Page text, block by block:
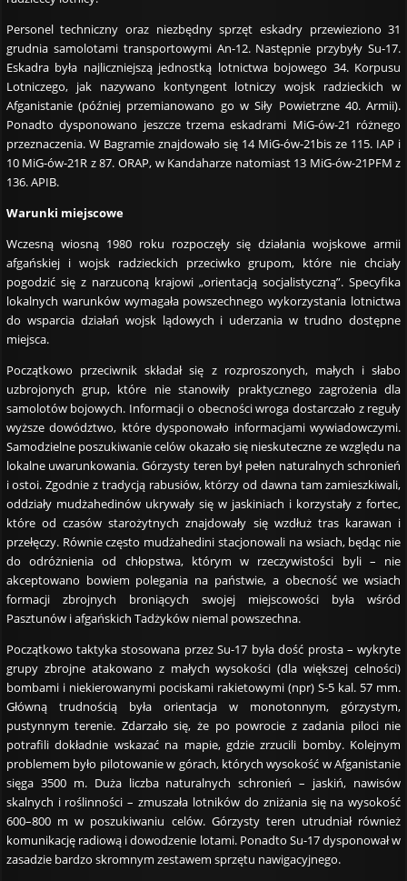
Personel techniczny oraz niezbędny sprzęt eskadry przewieziono 31
grudnia samolotami transportowymi An-12. Następnie przybyły Su-17.
Eskadra była najliczniejszą jednostką lotnictwa bojowego 34. Korpusu
Lotniczego, jak nazywano kontyngent lotniczy wojsk radzieckich w
Afganistanie (później przemianowano go w Siły Powietrzne 40. Armii).
Ponadto dysponowano jeszcze trzema eskadrami MiG-ów-21 różnego
przeznaczenia. W Bagramie znajdowało się 14 MiG-ów-21bis ze 115. IAP i
10 MiG-ów-21R z 87. ORAP, w Kandaharze natomiast 13 MiG-ów-21PFM z
136. APIB.
Warunki miejscowe
Wczesną wiosną 1980 roku rozpoczęły się działania wojskowe armii
afgańskiej i wojsk radzieckich przeciwko grupom, które nie chciały
pogodzić się z narzuconą krajowi „orientacją socjalistyczną”. Specyfika
lokalnych warunków wymagała powszechnego wykorzystania lotnictwa
do wsparcia działań wojsk lądowych i uderzania w trudno dostępne
miejsca.
Początkowo przeciwnik składał się z rozproszonych, małych i słabo
uzbrojonych grup, które nie stanowiły praktycznego zagrożenia dla
samolotów bojowych. Informacji o obecności wroga dostarczało z reguły
wyższe dowództwo, które dysponowało informacjami wywiadowczymi.
Samodzielne poszukiwanie celów okazało się nieskuteczne ze względu na
lokalne uwarunkowania. Górzysty teren był pełen naturalnych schronień
i ostoi. Zgodnie z tradycją rabusiów, którzy od dawna tam zamieszkiwali,
oddziały mudżahedinów ukrywały się w jaskiniach i korzystały z fortec,
które od czasów starożytnych znajdowały się wzdłuż tras karawan i
przełęczy. Równie często mudżahedini stacjonowali na wsiach, będąc nie
do odróżnienia od chłopstwa, którym w rzeczywistości byli – nie
akceptowano bowiem polegania na państwie, a obecność we wsiach
formacji zbrojnych broniących swojej miejscowości była wśród
Pasztunów i afgańskich Tadżyków niemal powszechna.
Początkowo taktyka stosowana przez Su-17 była dość prosta – wykryte
grupy zbrojne atakowano z małych wysokości (dla większej celności)
bombami i niekierowanymi pociskami rakietowymi (npr) S-5 kal. 57 mm.
Główną trudnością była orientacja w monotonnym, górzystym,
pustynnym terenie. Zdarzało się, że po powrocie z zadania piloci nie
potrafili dokładnie wskazać na mapie, gdzie zrzucili bomby. Kolejnym
problemem było pilotowanie w górach, których wysokość w Afganistanie
sięga 3500 m. Duża liczba naturalnych schronień – jaskiń, nawisów
skalnych i roślinności – zmuszała lotników do zniżania się na wysokość
600–800 m w poszukiwaniu celów. Górzysty teren utrudniał również
komunikację radiową i dowodzenie lotami. Ponadto Su-17 dysponował w
zasadzie bardzo skromnym zestawem sprzętu nawigacyjnego.